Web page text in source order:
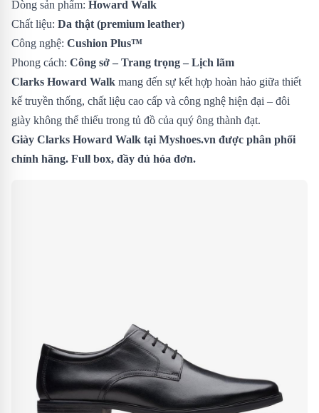
Dòng sản phẩm: Howard Walk
Chất liệu: Da thật (premium leather)
Công nghệ: Cushion Plus™
Phong cách: Công sở – Trang trọng – Lịch lãm
Clarks Howard Walk mang đến sự kết hợp hoàn hảo giữa thiết
kế truyền thống, chất liệu cao cấp và công nghệ hiện đại – đôi
giày không thể thiếu trong tủ đồ của quý ông thành đạt.
Giày Clarks Howard Walk tại Myshoes.vn được phân phối
chính hãng. Full box, đầy đủ hóa đơn.